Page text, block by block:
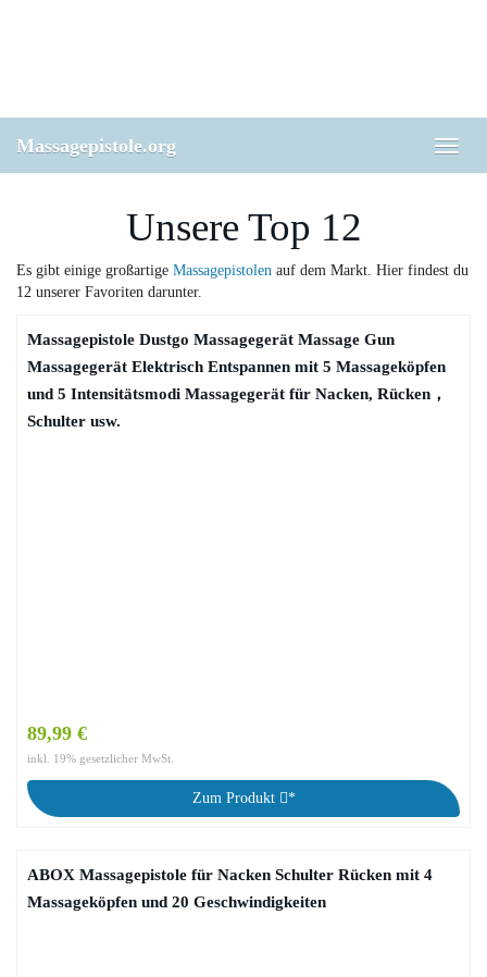
Toggle
Massagepistole.org
Unsere Top 12
Es gibt einige großartige Massagepistolen auf dem Markt. Hier findest du
12 unserer Favoriten darunter.
Massagepistole Dustgo Massagegerät Massage Gun
Massagegerät Elektrisch Entspannen mit 5 Massageköpfen
und 5 Intensitätsmodi Massagegerät für Nacken, Rücken，
Schulter usw.
89,99 €
inkl. 19% gesetzlicher MwSt.
Zum Produkt *
ABOX Massagepistole für Nacken Schulter Rücken mit 4
Massageköpfen und 20 Geschwindigkeiten